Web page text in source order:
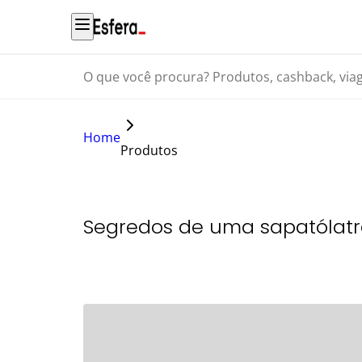
O que você procura? Produtos, cashback, viagens...
Home
Produtos
Segredos de uma